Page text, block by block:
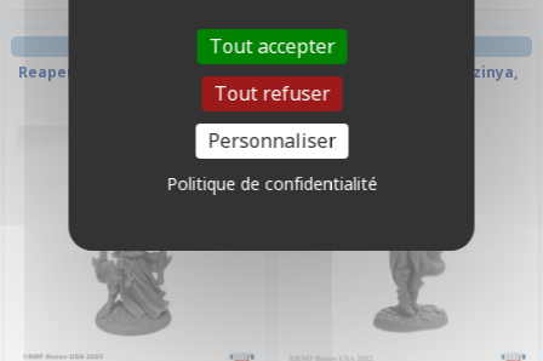
Reaper Legends - Satheras, Elf
Reaper Legends - Terezinya,
Tout accepter
Tout refuser
Personnaliser
Politique de confidentialité